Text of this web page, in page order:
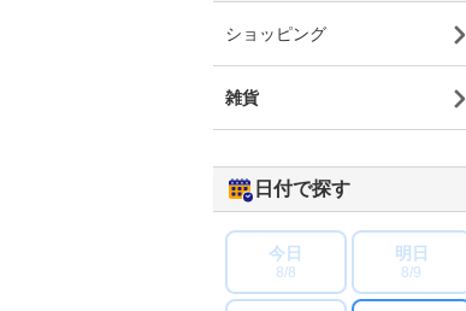
ショッピング
雑貨
日付で探す
今日
8/8
明日
8/9